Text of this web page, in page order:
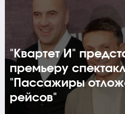
"Квартет И"
премьеру
"Пассажиры
рейсов"